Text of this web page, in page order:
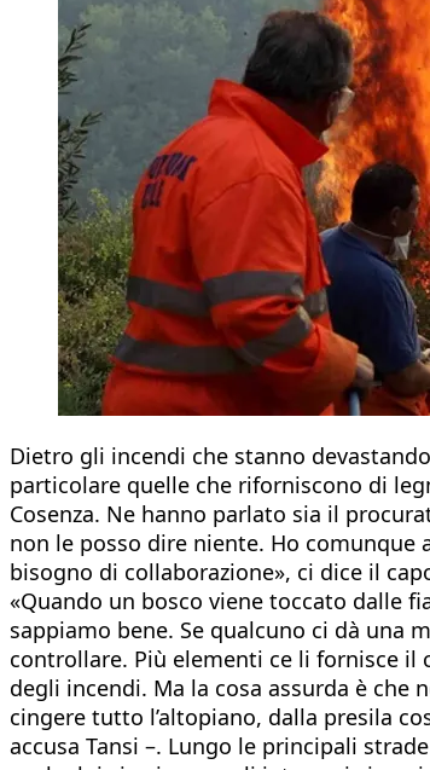
Dietro gli incendi che stanno
particolare quelle che riforniscono di
Cosenza. Ne hanno parlato sia il
non le posso dire niente. Ho comunque
bisogno di collaborazione», ci dice il
«Quando un bosco viene toccato dalle
sappiamo bene. Se qualcuno ci dà una
controllare. Più elementi ce li fornisce il
degli incendi. Ma la cosa assurda è che
cingere tutto l’altopiano, dalla presila
accusa Tansi –. Lungo le principali